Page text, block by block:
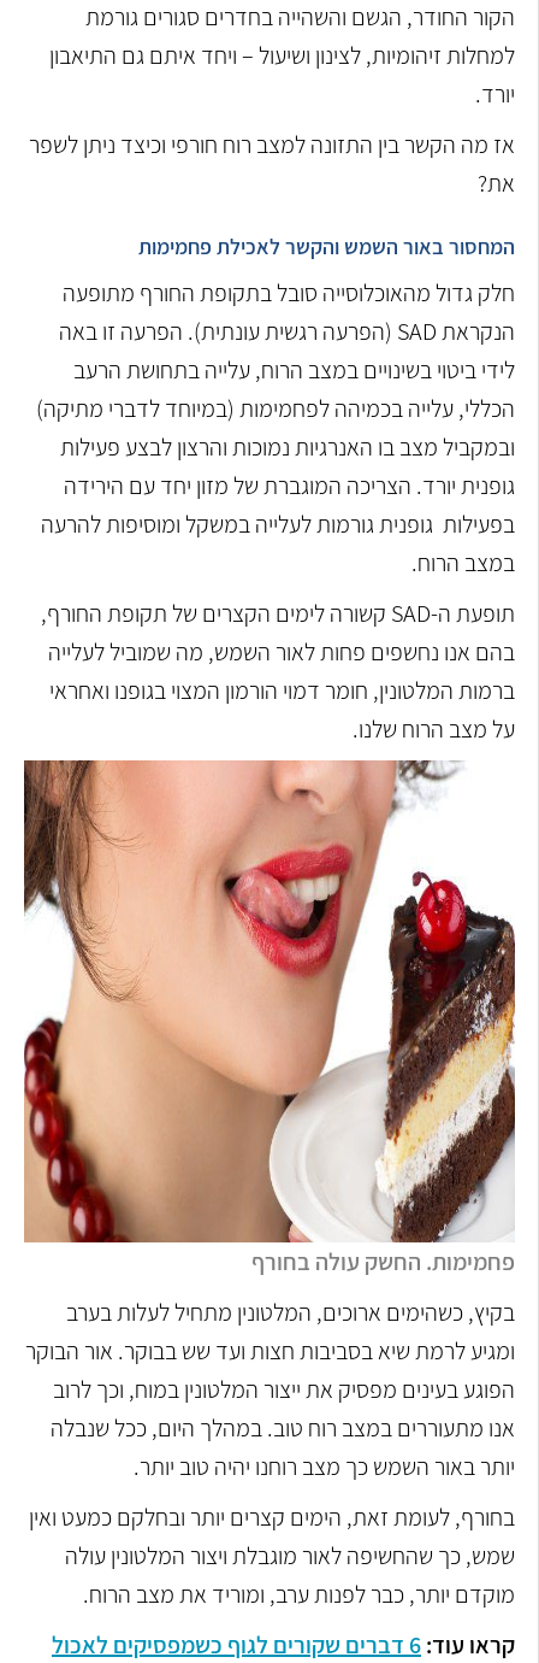
הקור החודר, הגשם והשהייה בחדרים סגורים גורמת
למחלות זיהומיות, לצינון ושיעול – ויחד איתם גם התיאבון
יורד.
אז מה הקשר בין התזונה למצב רוח חורפי וכיצד ניתן לשפר
את?
המחסור באור השמש והקשר לאכילת פחמימות
חלק גדול מהאוכלוסייה סובל בתקופת החורף מתופעה
הנקראת SAD (הפרעה רגשית עונתית). הפרעה זו באה
לידי ביטוי בשינויים במצב הרוח, עלייה בתחושת הרעב
הכללי, עלייה בכמיהה לפחמימות (במיוחד לדברי מתיקה)
ובמקביל מצב בו האנרגיות נמוכות והרצון לבצע פעילות
גופנית יורד. הצריכה המוגברת של מזון יחד עם הירידה
בפעילות גופנית גורמות לעלייה במשקל ומוסיפות להרעה
במצב הרוח.
תופעת ה-SAD קשורה לימים הקצרים של תקופת החורף,
בהם אנו נחשפים פחות לאור השמש, מה שמוביל לעלייה
ברמות המלטונין, חומר דמוי הורמון המצוי בגופנו ואחראי
על מצב הרוח שלנו.
פחמימות. החשק עולה בחורף
בקיץ, כשהימים ארוכים, המלטונין מתחיל לעלות בערב
ומגיע לרמת שיא בסביבות חצות ועד שש בבוקר. אור הבוקר
הפוגע בעינים מפסיק את ייצור המלטונין במוח, וכך לרוב
אנו מתעוררים במצב רוח טוב. במהלך היום, ככל שנבלה
יותר באור השמש כך מצב רוחנו יהיה טוב יותר.
בחורף, לעומת זאת, הימים קצרים יותר ובחלקם כמעט ואין
שמש, כך שהחשיפה לאור מוגבלת ויצור המלטונין עולה
מוקדם יותר, כבר לפנות ערב, ומוריד את מצב הרוח.
קראו עוד:
6 דברים שקורים לגוף כשמפסיקים לאכול